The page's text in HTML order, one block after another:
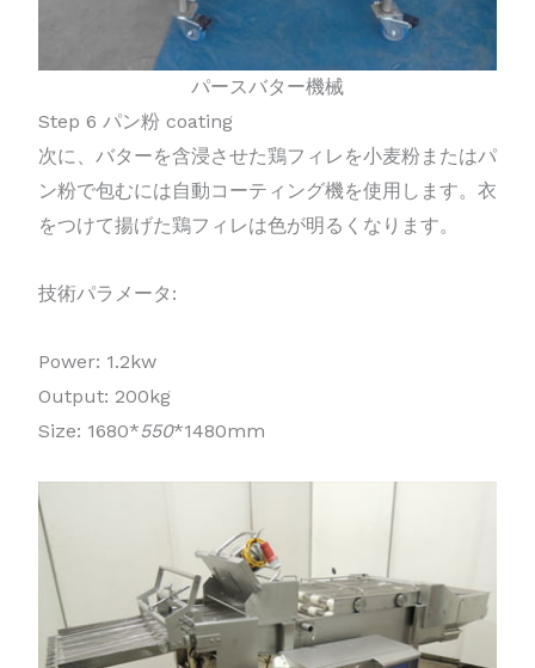
パースバター機械
Step 6 パン粉 coating
次に、バターを含浸させた鶏フィレを小麦粉またはパ
ン粉で包むには自動コーティング機を使用します。衣
をつけて揚げた鶏フィレは色が明るくなります。
技術パラメータ:
Power: 1.2kw
Output: 200kg
Size: 1680*550*1480mm